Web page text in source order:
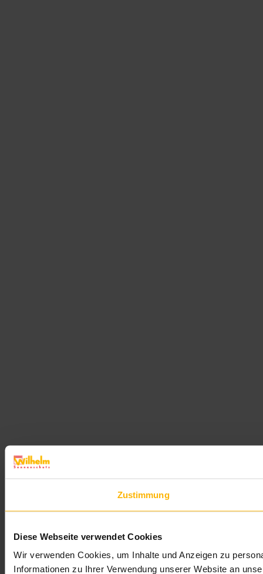
Zustimmung
Diese Webseite verwendet Cookies
Wir verwenden Cookies, um Inhalte und Anzeigen zu
Informationen zu Ihrer Verwendung unserer Website an